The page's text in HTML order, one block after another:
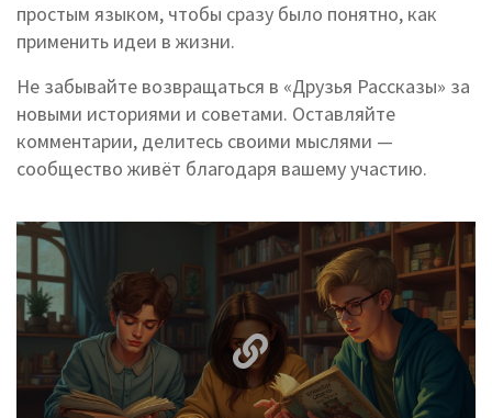
простым языком, чтобы сразу было понятно, как
применить идеи в жизни.
Не забывайте возвращаться в «Друзья Рассказы» за
новыми историями и советами. Оставляйте
комментарии, делитесь своими мыслями —
сообщество живёт благодаря вашему участию.